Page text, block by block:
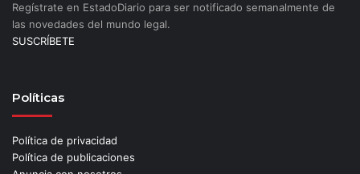
Regístrate en EstadoDiario para ser notificado semanalmente de
las novedades del mundo legal.
SUSCRÍBETE
Políticas
Política de privacidad
Política de publicaciones